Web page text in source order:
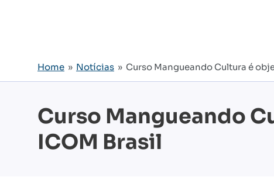
Home » Notícias » Curso Mangueando Cultura é
Curso Mangueando
ICOM Brasil